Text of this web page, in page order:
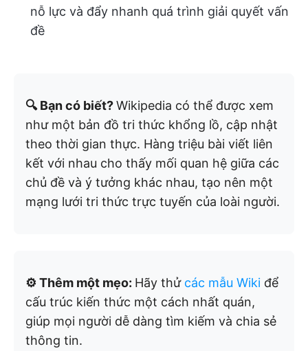
nỗ lực và đẩy nhanh quá trình giải quyết vấn
đề
🔍 Bạn có biết?Wikipedia có thể được xem
như một bản đồ tri thức khổng lồ, cập nhật
theo thời gian thực. Hàng triệu bài viết liên
kết với nhau cho thấy mối quan hệ giữa các
chủ đề và ý tưởng khác nhau, tạo nên một
mạng lưới tri thức trực tuyến của loài người.
⚙️ Thêm một mẹo: Hãy thử các mẫu Wiki để
cấu trúc kiến thức một cách nhất quán,
giúp mọi người dễ dàng tìm kiếm và chia sẻ
thông tin.